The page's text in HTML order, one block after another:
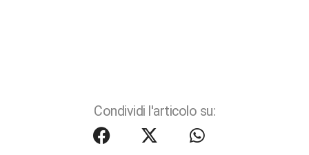
Condividi l'articolo su: